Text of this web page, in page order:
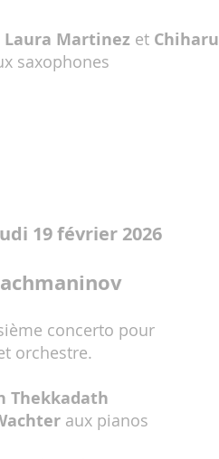
Laura Martinez et Chiharu
saxophones
19 février 2026
concerto pour
orchestre.
Thekkadath
aux pianos